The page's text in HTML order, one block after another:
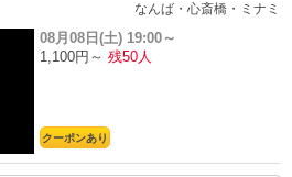
なんば・心斎橋・ミナミ
08月08日(土) 19:00～
1,100円～ 残50人
クーポンあり